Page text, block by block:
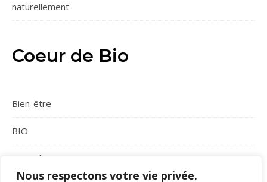
Nous respectons votre vie privée.
naturellement
Coeur de Bio
Bien-être
BIO
Conseils